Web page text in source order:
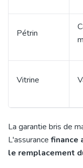
Pétrin
Vitrine
La garantie bris de
L'assurance finance
le remplacement